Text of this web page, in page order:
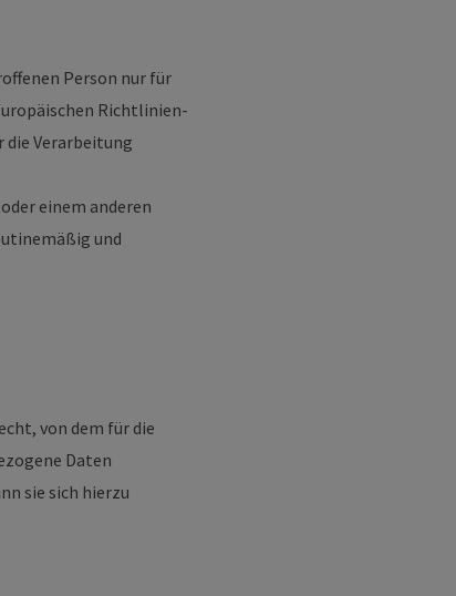
Person nur für
Richtlinien-
die Verarbeitung
einem anderen
und
von dem für die
Daten
sie sich hierzu